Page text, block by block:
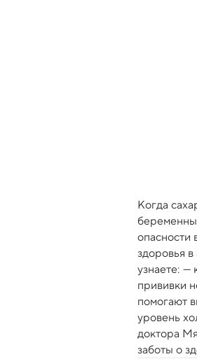
Когда
опасности
здоровья
узнаете: —
прививки
помогают
уровень
доктора
заботы о